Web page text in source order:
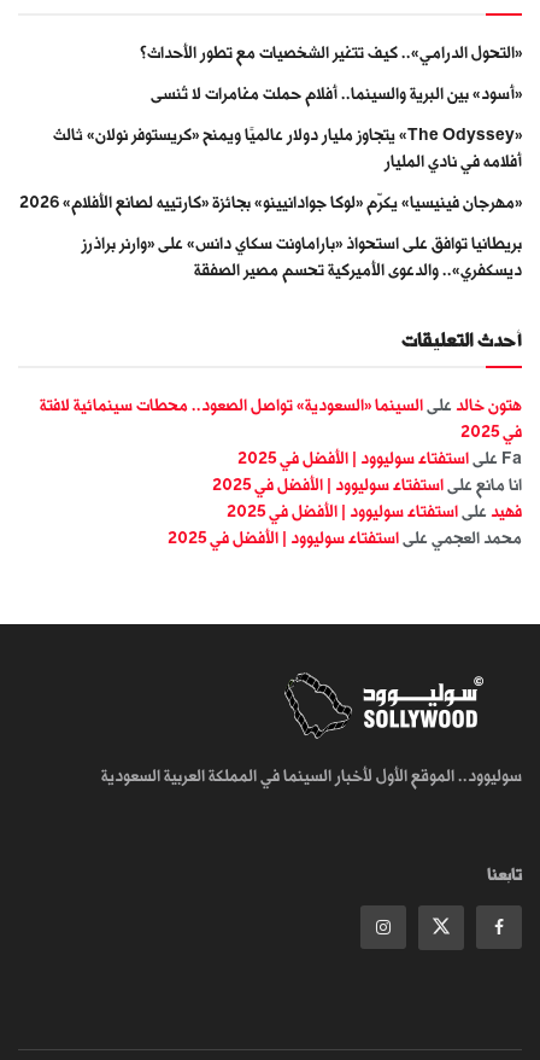
«التحول الدرامي».. كيف تتغير الشخصيات مع تطور الأحداث؟
«أسود» بين البرية والسينما.. أفلام حملت مغامرات لا تُنسى
«The Odyssey» يتجاوز مليار دولار عالميًا ويمنح «كريستوفر نولان» ثالث
أفلامه في نادي المليار
«مهرجان فينيسيا» يكرّم «لوكا جوادانيينو» بجائزة «كارتييه لصانع الأفلام» 2026
بريطانيا توافق على استحواذ «باراماونت سكاي دانس» على «وارنر براذرز
ديسكفري».. والدعوى الأميركية تحسم مصير الصفقة
أحدث التعليقات
هتون خالد على السينما «السعودية» تواصل الصعود.. محطات سينمائية لافتة
في 2025
Fa على استفتاء سوليوود | الأفضل في 2025
انا مانع على استفتاء سوليوود | الأفضل في 2025
فهيد على استفتاء سوليوود | الأفضل في 2025
محمد العجمي على استفتاء سوليوود | الأفضل في 2025
سوليوود.. الموقع الأول لأخبار السينما في المملكة العربية السعودية
تابعنا